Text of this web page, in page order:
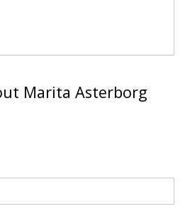
Marita Asterborg